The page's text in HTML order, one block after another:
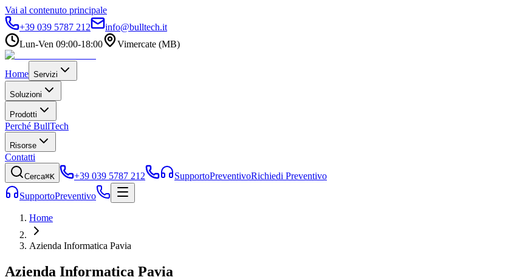
Vai al contenuto principale
+39 039 5787 212
info@bulltech.it
Lun-Ven 09:00-18:00
Vimercate (MB)
Home Servizi
Soluzioni
Prodotti
Perché BullTech
Risorse
Contatti
Cerca⌘K +39 039 5787 212 SupportoPreventivoRichiedi Preventivo
SupportoPreventivo
Home
Azienda Informatica Pavia
Azienda Informatica Pavia